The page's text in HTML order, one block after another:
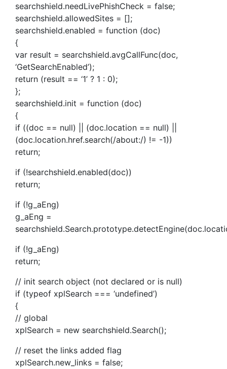
searchshield.needLivePhishCheck = false;
searchshield.allowedSites = [];
searchshield.enabled = function (doc)
{
var result = searchshield.avgCallFunc(doc,
‘GetSearchEnabled’);
return (result == ‘1’ ? 1 : 0);
};
searchshield.init = function (doc)
{
if ((doc == null) || (doc.location == null) ||
(doc.location.href.search(/about:/) != -1))
return;
if (!searchshield.enabled(doc))
return;
if (!g_aEng)
g_aEng =
if (!g_aEng)
return;
// init search object (not declared or is null)
if (typeof xplSearch === ‘undefined’)
{
// global
xplSearch = new searchshield.Search();
// reset the links added flag
xplSearch.new_links = false;